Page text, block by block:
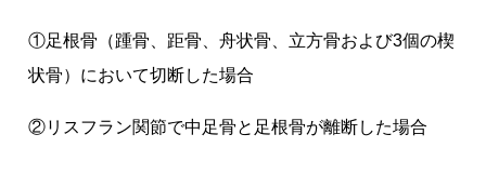
①足根骨（踵骨、距骨、舟状骨、立方骨および3個の楔
状骨）において切断した場合
②リスフラン関節で中足骨と足根骨が離断した場合